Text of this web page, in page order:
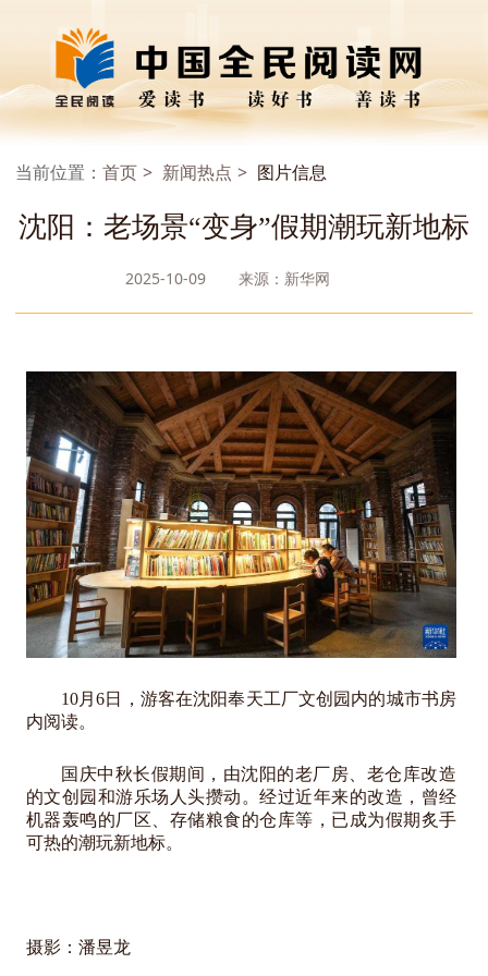
当前位置： 首页 新闻热点 图片信息
沈阳：老场景“变身”假期潮玩新地标
2025-10-09 来源：新华网
10月6日，游客在沈阳奉天工厂文创园内的城市书房
内阅读。
国庆中秋长假期间，由沈阳的老厂房、老仓库改造
的文创园和游乐场人头攒动。经过近年来的改造，曾经
机器轰鸣的厂区、存储粮食的仓库等，已成为假期炙手
可热的潮玩新地标。
摄影：潘昱龙